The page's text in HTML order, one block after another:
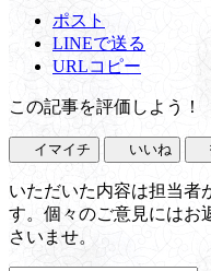
ポスト
LINEで送る
URLコピー
この記事を評価しよう！
イマイチ いいね
いただいた内容は担当者
す。個々のご意見にはお
さいませ。